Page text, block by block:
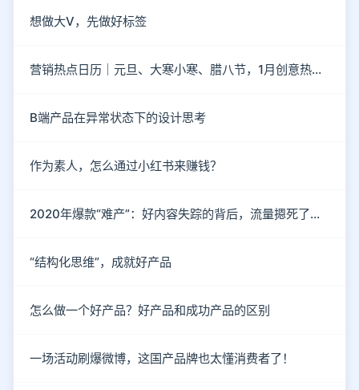
想做大V，先做好标签
营销热点日历｜元旦、大寒小寒、腊八节，1月创意热点都在这
B端产品在异常状态下的设计思考
作为素人，怎么通过小红书来赚钱？
2020年爆款“难产”：好内容失踪的背后，流量摁死了内容
“结构化思维”，成就好产品
怎么做一个好产品？好产品和成功产品的区别
一场活动刷爆微博，这国产品牌也太懂消费者了！